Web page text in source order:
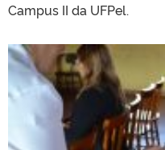
Campus II da UFPel.